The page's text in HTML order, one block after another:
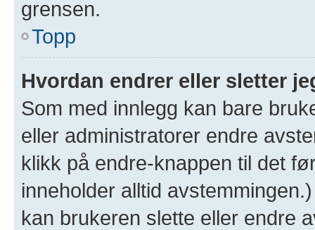
grensen.
Topp
Hvordan endrer eller sletter
Som med innlegg kan bare
eller administratorer endre
klikk på endre-knappen til det
inneholder alltid
kan brukeren slette eller endre